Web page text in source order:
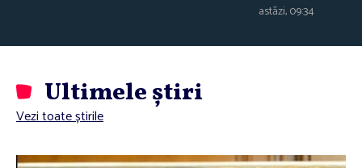
astăzi, 09:34
Ultimele știri
Vezi toate știrile